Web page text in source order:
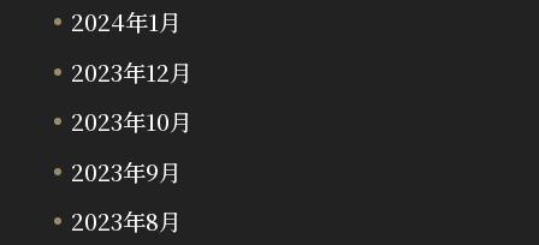
2024年1月
2023年12月
2023年10月
2023年9月
2023年8月